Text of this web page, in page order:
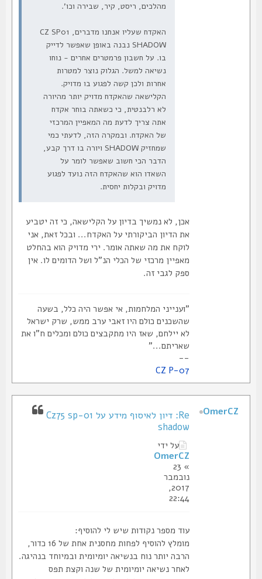
מהלכים, ריסט, קיר, שבירה וכו'.
האקדח שעליו אנחנו מדברים, CZ SP01
SHADOW נבנה באופן שאפשר לדייק
בו. על חשבון פרמטרים אחרים - נוחו
נשיאה למשל. הגלוק נוצר למטרות
אחרות ולכן קשה לפגוע בו מדויק.
הקלישאה שהאקדח מדויק יותר מהיורה
לא רלבנטית, כי כשאתה בוחר אקדח
אתה צריך לדעת מה המאפיין המרכזי
של האקדח. ובמקרה הזה, לדעתי כמי
שמחזיק SHADOW ויורה בו דרך קבע,
הדבר הכי חשוב שאפשר לומר על
השאדו הוא שהאקדח הזה נועד לפגוע
מדויק ובקלות יחסית.
אכן, לא נמשיך בדיון על הקלישאה, כי זה יטביע
את הדיון הביקורתי על האקדח... ובכל זאת, אני
לוקח את מה שאתה אומר. ירי מדויק הוא בהחלט
מאפיין מרכזי של הכלי הנ"ל ושל הדומים לו. אין
ספק לגבי זה.
"וענייני המלחמות, אי אפשר היה כלל, בשעה
שהשכנים כולם היו זאבי ערב ממש, שרק ישראל
לא יילחם, שאז היו מתקבצים כולם ומכלים ח"ו את
שאריתם..."
CZ P-07
Re: דיון לאיסוף מידע על Cz75 sp-01
shadow
על ידי
OmerCZ
נובמבר
2017,
22:44
עוד מספר נקודות שיש לי להוסיף:
מומלץ להוסיף לפחות מחסנית אחת של 16 כדור,
הרבה יותר נוח בנשיאה יומיומית ובמיוחד בנהיגה.
לאחר נשיאה יומיומית של שנה וקצת תפס
OmerCZ